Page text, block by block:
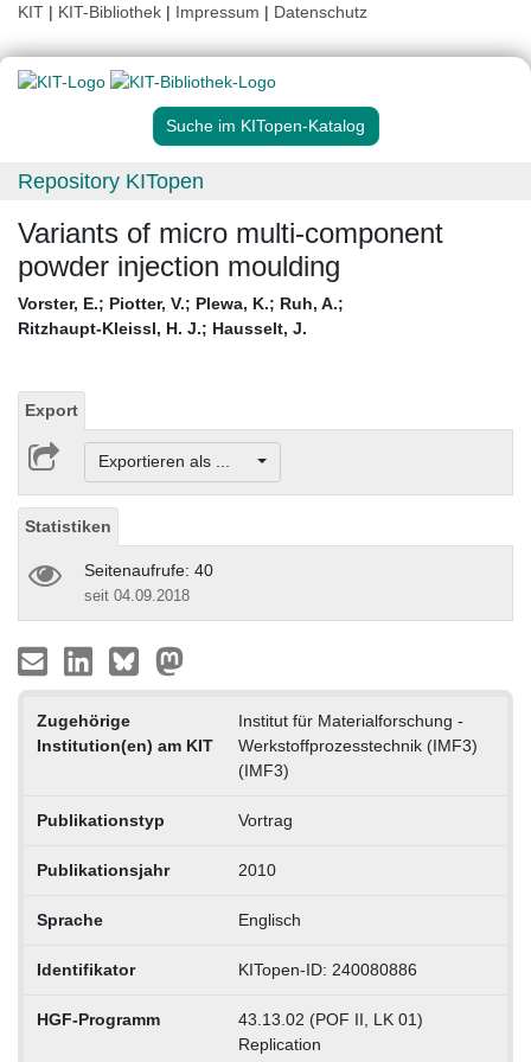
KIT | KIT-Bibliothek | Impressum | Datenschutz
Suche im KITopen-Katalog
Repository KITopen
Variants of micro multi-component
powder injection moulding
Vorster, E.; Piotter, V.; Plewa, K.; Ruh, A.;
Ritzhaupt-Kleissl, H. J.; Hausselt, J.
Export
Exportieren als ...
Statistiken
Seitenaufrufe: 40
seit 04.09.2018
Zugehörige
Institution(en) am KIT
Institut für Materialforschung -
Werkstoffprozesstechnik (IMF3)
(IMF3)
Publikationstyp Vortrag
Publikationsjahr 2010
Sprache Englisch
Identifikator KITopen-ID: 240080886
HGF-Programm
43.13.02 (POF II, LK 01)
Replication